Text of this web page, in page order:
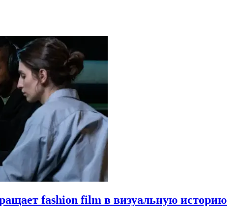
fashion film в визуальную историю